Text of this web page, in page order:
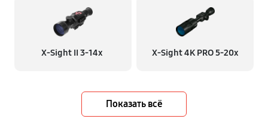
X-Sight II 3-14x X-Sight 4K PRO 5-20x
Показать всё